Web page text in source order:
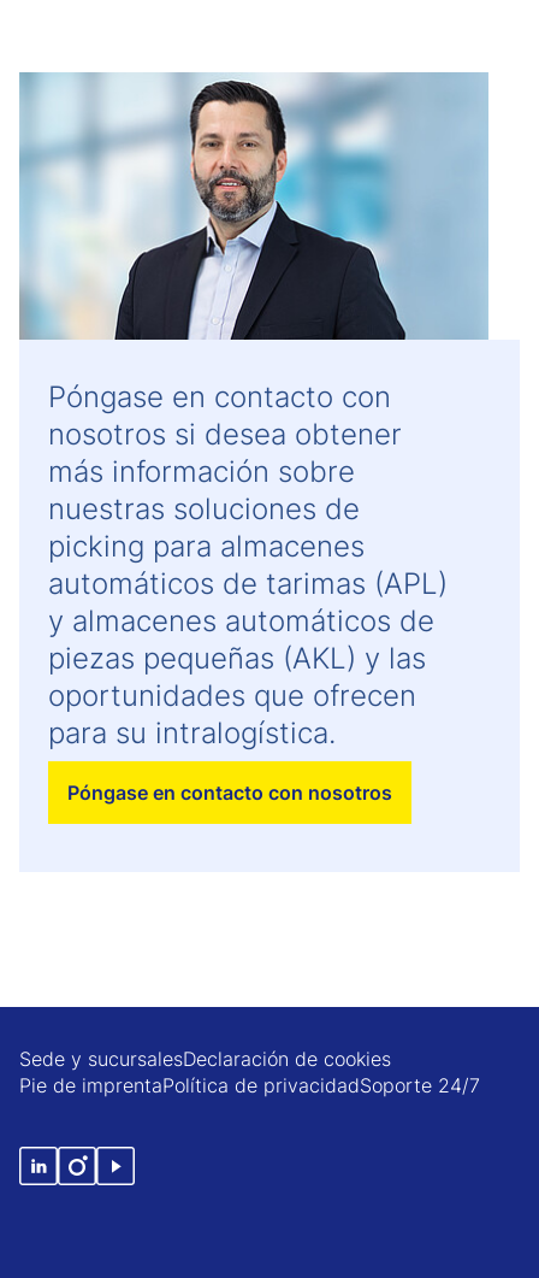
Póngase en contacto con
nosotros si desea obtener
más información sobre
nuestras soluciones de
picking para almacenes
automáticos de tarimas (APL)
y almacenes automáticos de
piezas pequeñas (AKL) y las
oportunidades que ofrecen
para su intralogística.
Póngase en contacto con nosotros
Sede y sucursalesDeclaración de cookies
Pie de imprentaPolítica de privacidadSoporte 24/7